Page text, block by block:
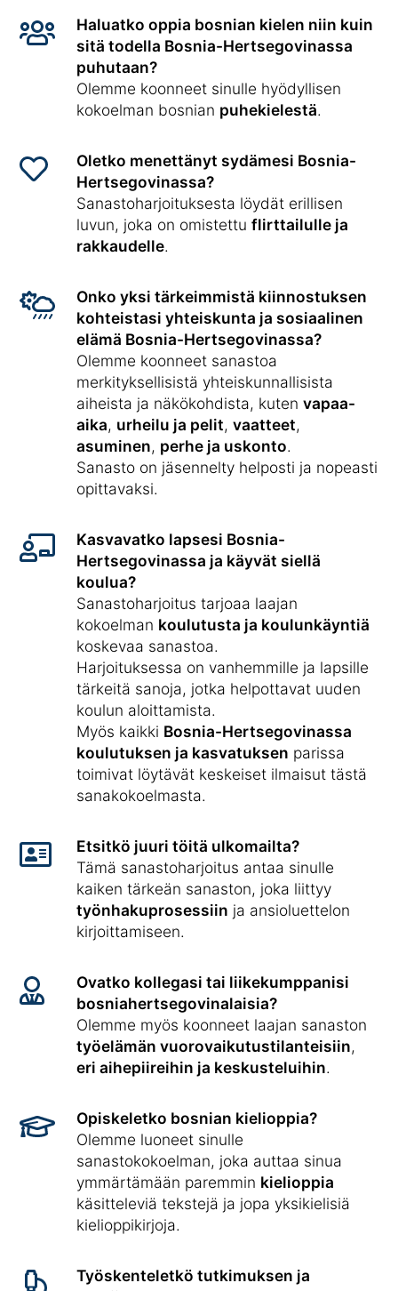
Haluatko oppia bosnian kielen niin kuin
sitä todella Bosnia-Hertsegovinassa
puhutaan?
Olemme koonneet sinulle hyödyllisen
kokoelman bosnian puhekielestä.
Oletko menettänyt sydämesi Bosnia-
Hertsegovinassa?
Sanastoharjoituksesta löydät erillisen
luvun, joka on omistettu flirttailulle ja
rakkaudelle.
Onko yksi tärkeimmistä kiinnostuksen
kohteistasi yhteiskunta ja sosiaalinen
elämä Bosnia-Hertsegovinassa?
Olemme koonneet sanastoa
merkityksellisistä yhteiskunnallisista
aiheista ja näkökohdista, kuten vapaa-
aika, urheilu ja pelit, vaatteet,
asuminen, perhe ja uskonto.
Sanasto on jäsennelty helposti ja nopeasti
opittavaksi.
Kasvavatko lapsesi Bosnia-
Hertsegovinassa ja käyvät siellä
koulua?
Sanastoharjoitus tarjoaa laajan
kokoelman koulutusta ja koulunkäyntiä
koskevaa sanastoa.
Harjoituksessa on vanhemmille ja lapsille
tärkeitä sanoja, jotka helpottavat uuden
koulun aloittamista.
Myös kaikki Bosnia-Hertsegovinassa
koulutuksen ja kasvatuksen parissa
toimivat löytävät keskeiset ilmaisut tästä
sanakokoelmasta.
Etsitkö juuri töitä ulkomailta?
Tämä sanastoharjoitus antaa sinulle
kaiken tärkeän sanaston, joka liittyy
työnhakuprosessiin ja ansioluettelon
kirjoittamiseen.
Ovatko kollegasi tai liikekumppanisi
bosniahertsegovinalaisia?
Olemme myös koonneet laajan sanaston
työelämän vuorovaikutustilanteisiin,
eri aihepiireihin ja keskusteluihin.
Opiskeletko bosnian kielioppia?
Olemme luoneet sinulle
sanastokokoelman, joka auttaa sinua
ymmärtämään paremmin kielioppia
käsitteleviä tekstejä ja jopa yksikielisiä
kielioppikirjoja.
Työskenteletkö tutkimuksen ja